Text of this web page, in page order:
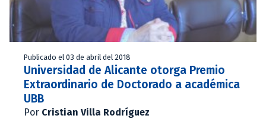
Publicado el 03 de abril del 2018
Universidad de Alicante otorga Premio
Extraordinario de Doctorado a académica
UBB
Por Cristian Villa Rodríguez